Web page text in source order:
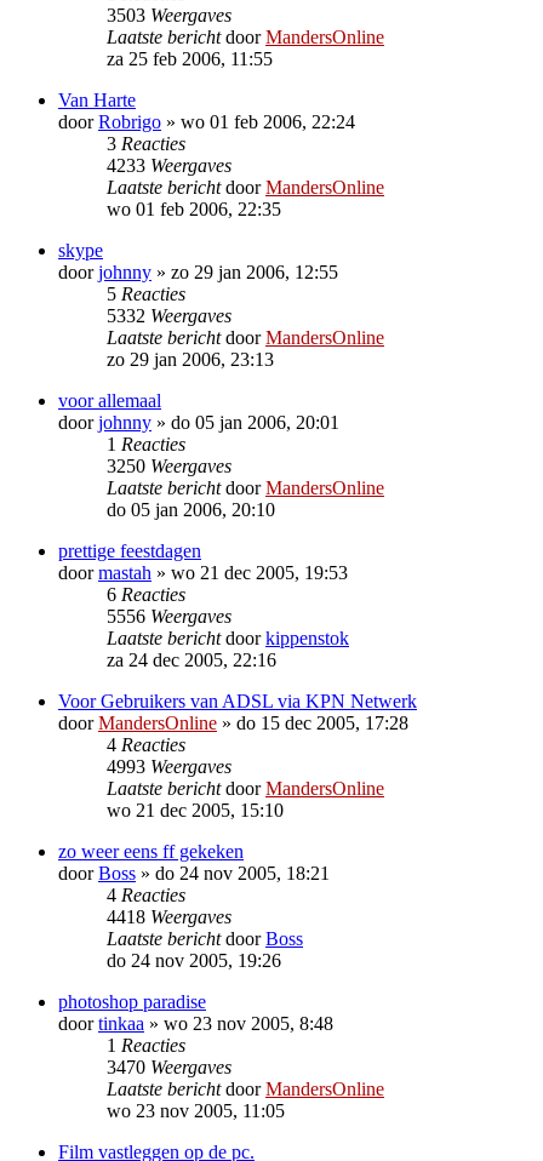
3503 Weergaves
Laatste berichtdoorMandersOnline
za 25 feb 2006, 11:55
Van Harte
doorRobrigo » wo 01 feb 2006, 22:24
3 Reacties
4233 Weergaves
Laatste berichtdoorMandersOnline
wo 01 feb 2006, 22:35
skype
doorjohnny » zo 29 jan 2006, 12:55
5 Reacties
5332 Weergaves
Laatste berichtdoorMandersOnline
zo 29 jan 2006, 23:13
voor allemaal
doorjohnny » do 05 jan 2006, 20:01
1 Reacties
3250 Weergaves
Laatste berichtdoorMandersOnline
do 05 jan 2006, 20:10
prettige feestdagen
doormastah » wo 21 dec 2005, 19:53
6 Reacties
5556 Weergaves
Laatste berichtdoorkippenstok
za 24 dec 2005, 22:16
Voor Gebruikers van ADSL via KPN Netwerk
doorMandersOnline » do 15 dec 2005, 17:28
4 Reacties
4993 Weergaves
Laatste berichtdoorMandersOnline
wo 21 dec 2005, 15:10
zo weer eens ff gekeken
doorBoss » do 24 nov 2005, 18:21
4 Reacties
4418 Weergaves
Laatste berichtdoorBoss
do 24 nov 2005, 19:26
photoshop paradise
doortinkaa » wo 23 nov 2005, 8:48
1 Reacties
3470 Weergaves
Laatste berichtdoorMandersOnline
wo 23 nov 2005, 11:05
Film vastleggen op de pc.